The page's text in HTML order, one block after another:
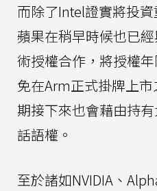
而除了Intel證實將投
蘋果在稍早時候也已
術授權合作，將授權
免在Arm正式掛牌上
期接下來也會藉由持
話語權。
至於諸如NVIDIA、